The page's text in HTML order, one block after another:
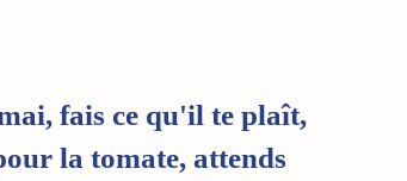
fais ce qu'il te plaît,
la tomate, attends